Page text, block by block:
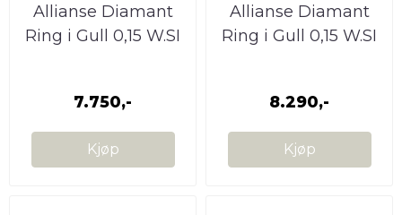
Allianse Diamant
Ring i Gull 0,15 W.SI
7.750,-
Kjøp
Allianse Diamant
Ring i Gull 0,15 W.SI
8.290,-
Kjøp